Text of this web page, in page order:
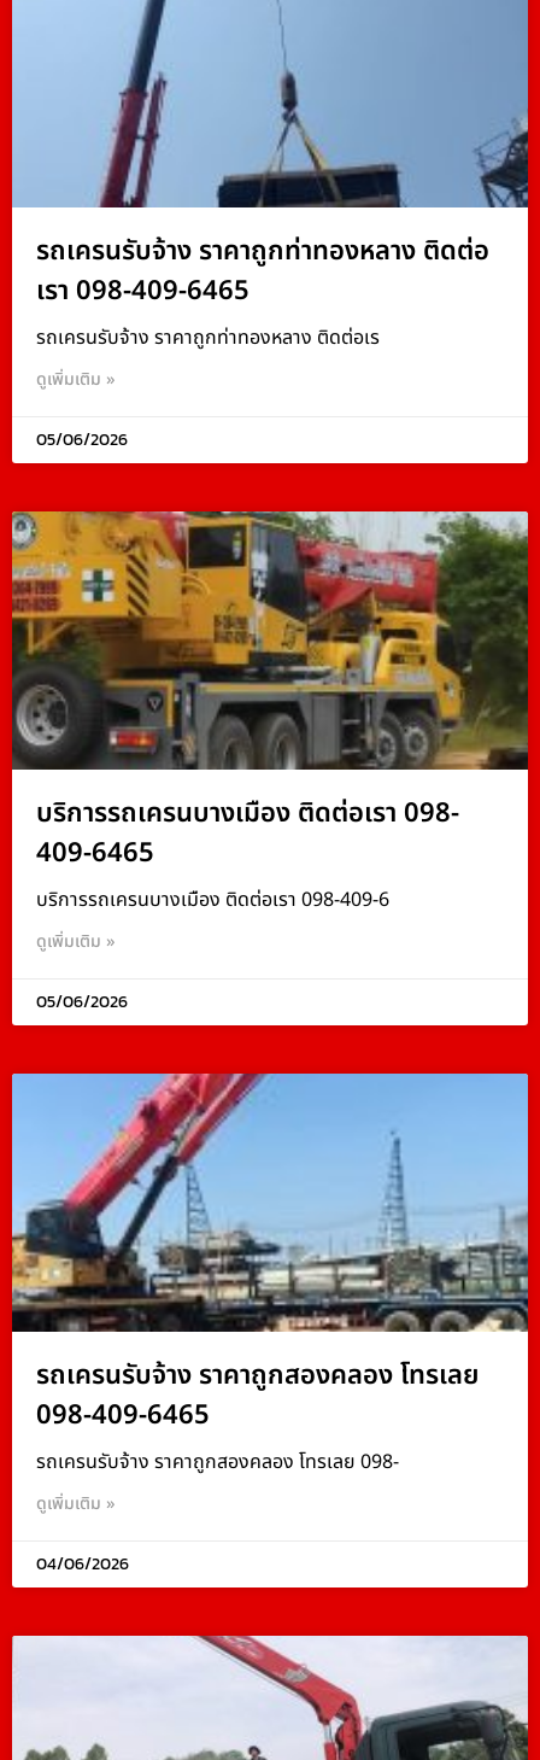
รถเครนรับจ้าง ราคาถูกท่าทองหลาง ติดต่อ
เรา 098-409-6465
รถเครนรับจ้าง ราคาถูกท่าทองหลาง ติดต่อเร
ดูเพิ่มเติม »
05/06/2026
บริการรถเครนบางเมือง ติดต่อเรา 098-
409-6465
บริการรถเครนบางเมือง ติดต่อเรา 098-409-6
ดูเพิ่มเติม »
05/06/2026
รถเครนรับจ้าง ราคาถูกสองคลอง โทรเลย
098-409-6465
รถเครนรับจ้าง ราคาถูกสองคลอง โทรเลย 098-
ดูเพิ่มเติม »
04/06/2026